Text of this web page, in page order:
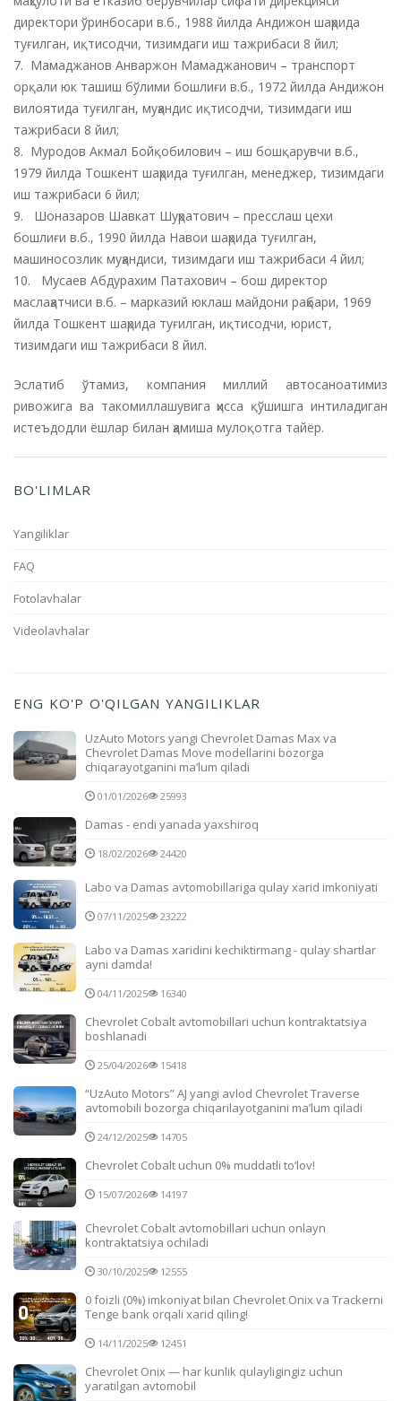
директори ўринбосари в.б., 1988 йилда Андижон шаҳрида
туғилган, иқтисодчи, тизимдаги иш тажрибаси 8 йил;
7. Мамаджанов Анваржон Мамаджанович – транспорт
орқали юк ташиш бўлими бошлиғи в.б., 1972 йилда Андижон
вилоятида туғилган, муҳандис иқтисодчи, тизимдаги иш
тажрибаси 8 йил;
8. Муродов Акмал Бойқобилович – иш бошқарувчи в.б.,
1979 йилда Тошкент шаҳрида туғилган, менеджер, тизимдаги
иш тажрибаси 6 йил;
9. Шоназаров Шавкат Шуҳратович – пресслаш цехи
бошлиғи в.б., 1990 йилда Навои шаҳрида туғилган,
машиносозлик муҳандиси, тизимдаги иш тажрибаси 4 йил;
10. Мусаев Абдурахим Патахович – бош директор
маслаҳатчиси в.б. – марказий юклаш майдони раҳбари, 1969
йилда Тошкент шаҳрида туғилган, иқтисодчи, юрист,
тизимдаги иш тажрибаси 8 йил.
Эслатиб ўтамиз, компания миллий автосаноатимиз
ривожига ва такомиллашувига ҳисса қўшишга интиладиган
истеъдодли ёшлар билан ҳамиша мулоқотга тайёр.
BO'LIMLAR
Yangiliklar
FAQ
Fotolavhalar
Videolavhalar
ENG KO'P O'QILGAN YANGILIKLAR
UzAuto Motors yangi Chevrolet Damas Max va
Chevrolet Damas Move modellarini bozorga
chiqarayotganini ma’lum qiladi
01/01/2026 25993
Damas - endi yanada yaxshiroq
18/02/2026 24420
Labo va Damas avtomobillariga qulay xarid imkoniyati
07/11/2025 23222
Labo va Damas xaridini kechiktirmang - qulay shartlar
ayni damda!
04/11/2025 16340
Chevrolet Cobalt avtomobillari uchun kontraktatsiya
boshlanadi
25/04/2026 15418
“UzAuto Motors” AJ yangi avlod Chevrolet Traverse
avtomobili bozorga chiqarilayotganini ma’lum qiladi
24/12/2025 14705
Chevrolet Cobalt uchun 0% muddatli to‘lov!
15/07/2026 14197
Chevrolet Cobalt avtomobillari uchun onlayn
kontraktatsiya ochiladi
30/10/2025 12555
0 foizli (0%) imkoniyat bilan Chevrolet Onix va Trackerni
Tenge bank orqali xarid qiling!
14/11/2025 12451
Chevrolet Onix — har kunlik qulayligingiz uchun
yaratilgan avtomobil